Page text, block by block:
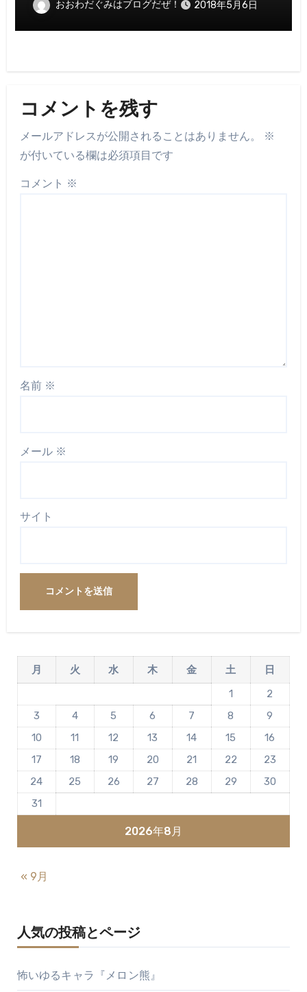
おおわだぐみはブログだぜ！ 2018年5月6日
コメントを残す
メールアドレスが公開されることはありません。
※
が付いている欄は必須項目です
コメント ※
名前 ※
メール ※
サイト
2026年8月
月 火 水 木 金 土
日
1
2
3
4 5 6 7 8
9
10
11 12 13 14 15
16
17
18 19 20 21 22
23
24
25 26 27 28 29
30
31
« 9月
人気の投稿とページ
怖いゆるキャラ『メロン熊』